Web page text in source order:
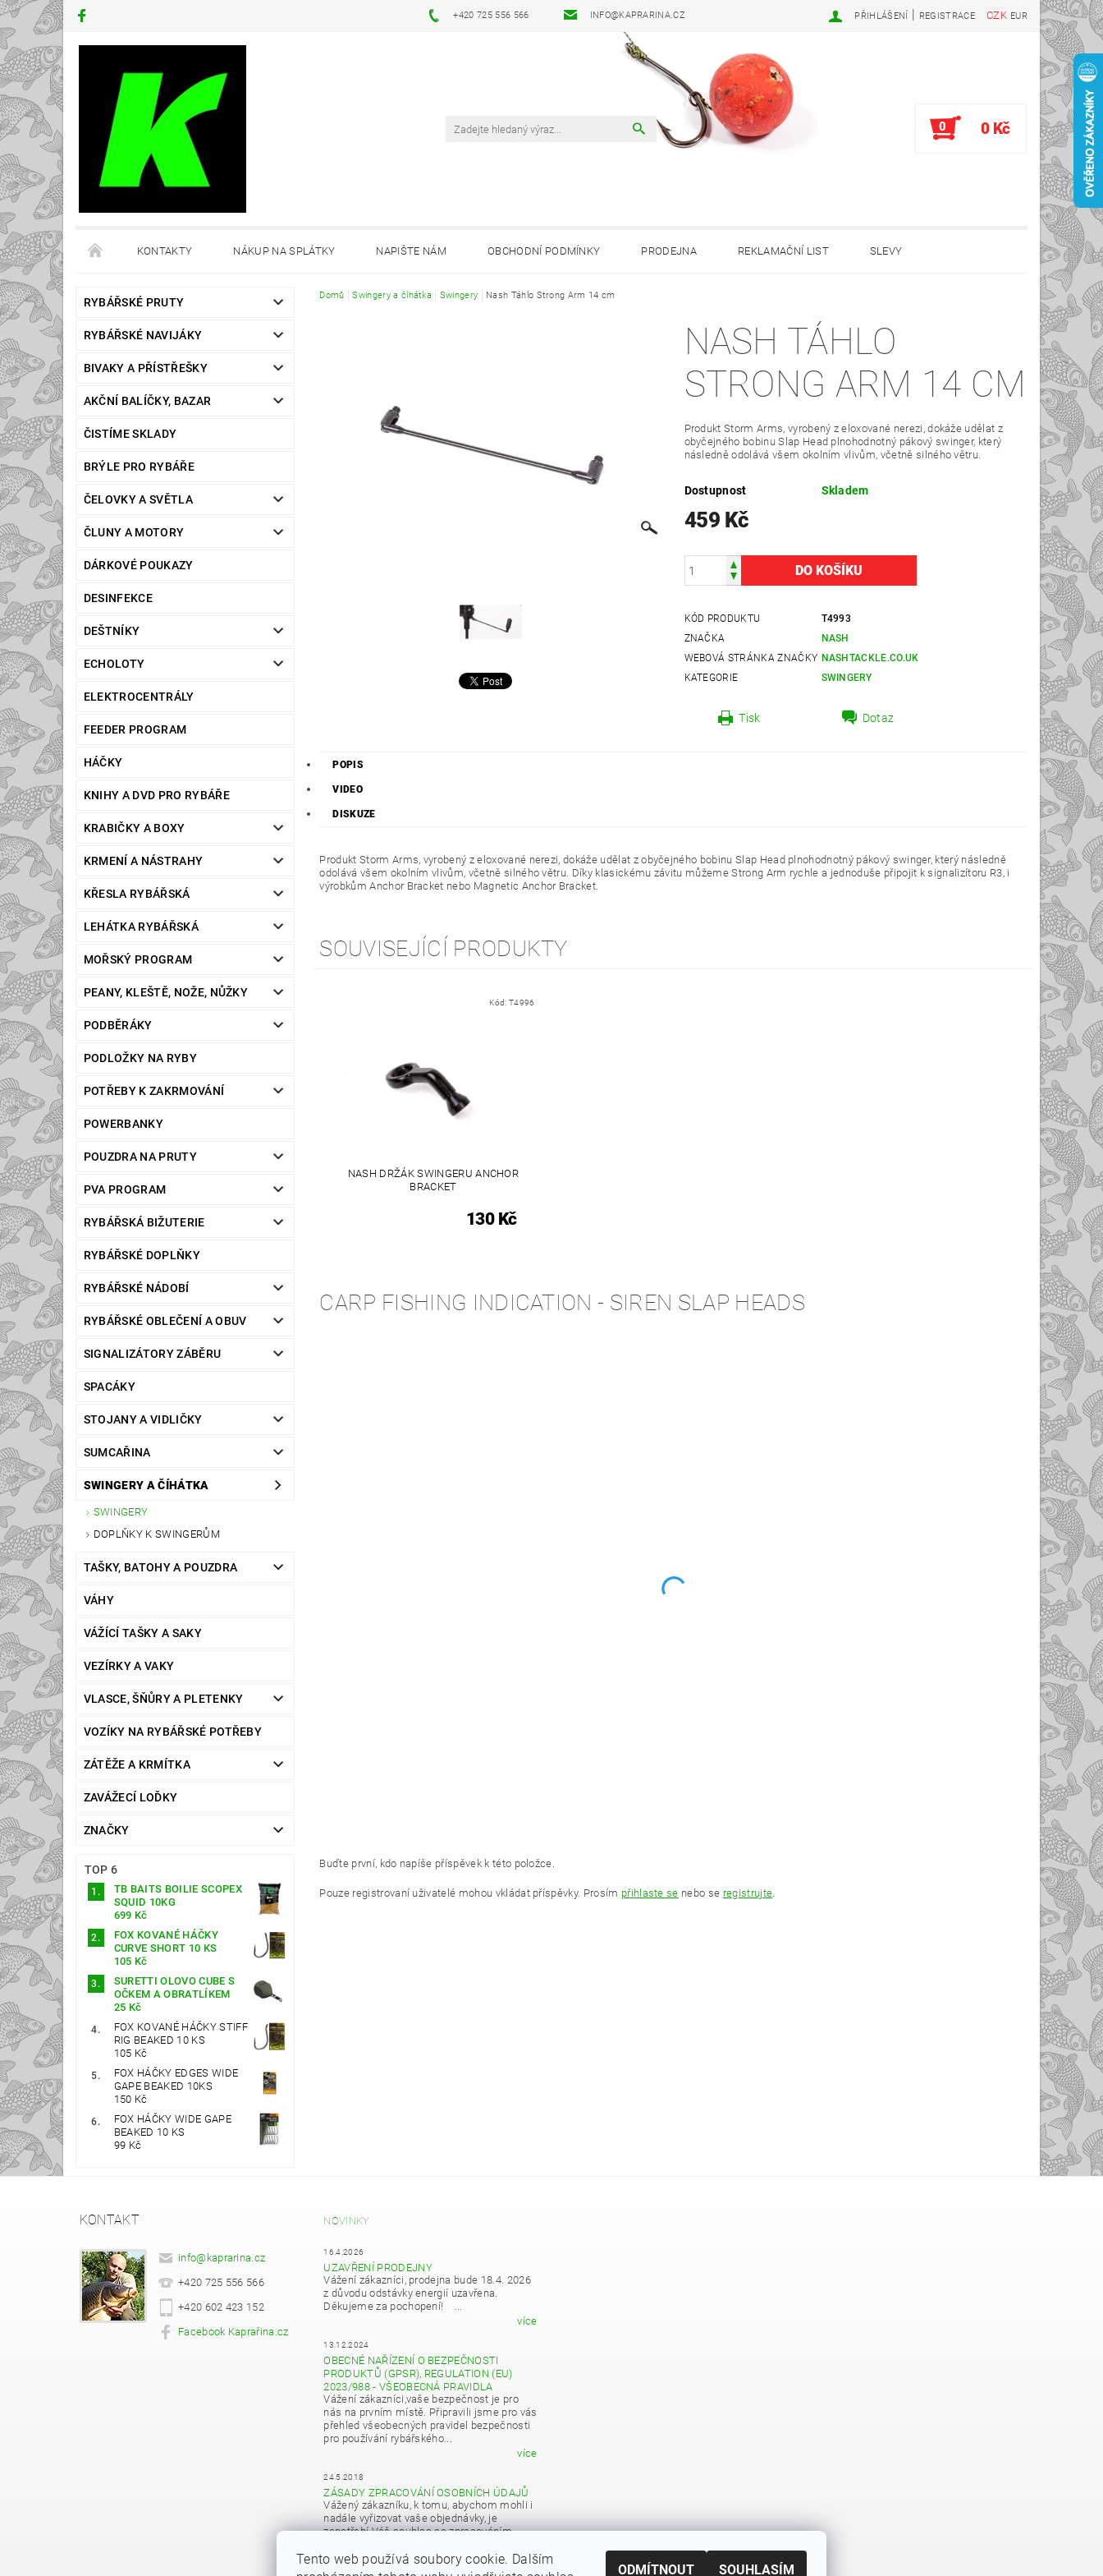
+420 725 556 566 INFO@KAPRARINA.CZ CZK EUR
PŘIHLÁŠENÍ | REGISTRACE
0 0 Kč
KONTAKTY NÁKUP NA SPLÁTKY NAPIŠTE NÁM OBCHODNÍ PODMÍNKY PRODEJNA REKLAMAČNÍ LIST SLEVY
RYBÁŘSKÉ PRUTY
RYBÁŘSKÉ NAVIJÁKY
BIVAKY A PŘÍSTŘEŠKY
AKČNÍ BALÍČKY, BAZAR
ČISTÍME SKLADY
BRÝLE PRO RYBÁŘE
ČELOVKY A SVĚTLA
ČLUNY A MOTORY
DÁRKOVÉ POUKAZY
DESINFEKCE
DEŠTNÍKY
ECHOLOTY
ELEKTROCENTRÁLY
FEEDER PROGRAM
HÁČKY
KNIHY A DVD PRO RYBÁŘE
KRABIČKY A BOXY
KRMENÍ A NÁSTRAHY
KŘESLA RYBÁŘSKÁ
LEHÁTKA RYBÁŘSKÁ
MOŘSKÝ PROGRAM
PEANY, KLEŠTĚ, NOŽE, NŮŽKY
PODBĚRÁKY
PODLOŽKY NA RYBY
POTŘEBY K ZAKRMOVÁNÍ
POWERBANKY
POUZDRA NA PRUTY
PVA PROGRAM
RYBÁŘSKÁ BIŽUTERIE
RYBÁŘSKÉ DOPLŇKY
RYBÁŘSKÉ NÁDOBÍ
RYBÁŘSKÉ OBLEČENÍ A OBUV
SIGNALIZÁTORY ZÁBĚRU
SPACÁKY
STOJANY A VIDLIČKY
SUMCAŘINA
SWINGERY A ČÍHÁTKA
SWINGERY
DOPLŇKY K SWINGERŮM
TAŠKY, BATOHY A POUZDRA
VÁHY
VÁŽÍCÍ TAŠKY A SAKY
VEZÍRKY A VAKY
VLASCE, ŠŇŮRY A PLETENKY
VOZÍKY NA RYBÁŘSKÉ POTŘEBY
ZÁTĚŽE A KRMÍTKA
ZAVÁŽECÍ LOĎKY
ZNAČKY
TOP 6
TB BAITS BOILIE SCOPEX
SQUID 10KG
699 Kč
FOX KOVANÉ HÁČKY
CURVE SHORT 10 KS
105 Kč
SURETTI OLOVO CUBE S
OČKEM A OBRATLÍKEM
25 Kč
FOX KOVANÉ HÁČKY STIFF
RIG BEAKED 10 KS
105 Kč
FOX HÁČKY EDGES WIDE
GAPE BEAKED 10KS
150 Kč
FOX HÁČKY WIDE GAPE
BEAKED 10 KS
99 Kč
Domů Swingery a číhátka Swingery Nash Táhlo Strong Arm 14 cm
NASH TÁHLO
STRONG ARM 14 CM
Produkt Storm Arms, vyrobený z eloxované nerezi, dokáže udělat z
obyčejného bobinu Slap Head plnohodnotný pákový swinger, který
následně odolává všem okolním vlivům, včetně silného větru.
Dostupnost Skladem
459 Kč
KÓD PRODUKTU
T4993
ZNAČKA
NASH
WEBOVÁ STRÁNKA ZNAČKY NASHTACKLE.CO.UK
KATEGORIE
SWINGERY
Tisk Dotaz
POPIS
VIDEO
DISKUZE
Produkt Storm Arms, vyrobený z eloxované nerezi, dokáže udělat z obyčejného bobinu Slap Head plnohodnotný pákový swinger, který následně
odolává všem okolním vlivům, včetně silného větru. Díky klasickému závitu můžeme Strong Arm rychle a jednoduše připojit k signalizítoru R3, i
výrobkům Anchor Bracket nebo Magnetic Anchor Bracket.
SOUVISEJÍCÍ PRODUKTY
Kód: T4996
NASH DRŽÁK SWINGERU ANCHOR
BRACKET
130 Kč
CARP FISHING INDICATION - SIREN SLAP HEADS
Buďte první, kdo napíše příspěvek k této položce.
Pouze registrovaní uživatelé mohou vkládat příspěvky. Prosím přihlaste se nebo se registrujte
KONTAKT
info@kaprarina.cz
+420 725 556 566
+420 602 423 152
Facebook Kaprařina.cz
NOVINKY
16.4.2026
UZAVŘENÍ PRODEJNY
Vážení zákazníci, prodejna bude 18.4. 2026
z důvodu odstávky energií uzavřena.
Děkujeme za pochopení! ...
více
13.12.2024
OBECNÉ NAŘÍZENÍ O BEZPEČNOSTI
PRODUKTŮ (GPSR), REGULATION (EU)
2023/988 - VŠEOBECNÁ PRAVIDLA
Vážení zákazníci,vaše bezpečnost je pro
nás na prvním místě. Připravili jsme pro vás
přehled všeobecných pravidel bezpečnosti
pro používání rybářského...
více
24.5.2018
ZÁSADY ZPRACOVÁNÍ OSOBNÍCH ÚDAJŮ
Vážený zákazníku, k tomu, abychom mohli i
nadále vyřizovat vaše objednávky, je
zapotřebí Váš souhlas se zpracováním
více
Tento web používá soubory cookie. Dalším
ODMÍTNOUT SOUHLASÍM